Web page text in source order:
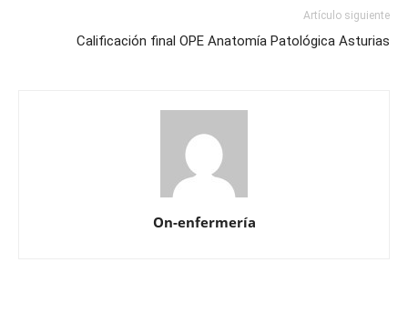
Artículo siguiente
Calificación final OPE Anatomía Patológica Asturias
On-enfermería